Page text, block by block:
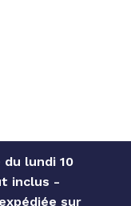
lundi 10
inclus -
sur
INFORMATIQUE